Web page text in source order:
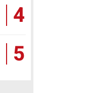
4
5